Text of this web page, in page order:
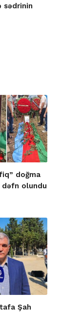
sədrinin
doğma
dəfn olundu
Şah